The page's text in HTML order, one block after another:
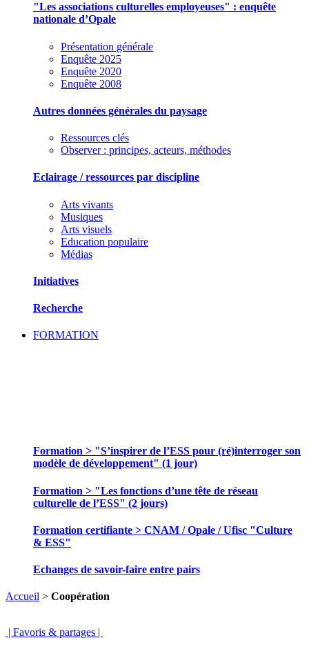
"Les associations culturelles employeuses" : enquête
nationale d’Opale
Présentation générale
Enquête 2025
Enquête 2020
Enquête 2008
Autres données générales du paysage
Ressources clés
Observer : principes, acteurs, méthodes
Eclairage / ressources par discipline
Arts vivants
Musiques
Arts visuels
Education populaire
Médias
Initiatives
Recherche
FORMATION
Formation > "S’inspirer de l’ESS pour (ré)interroger son
modèle de développement" (1 jour)
Formation > "Les fonctions d’une tête de réseau
culturelle de l’ESS" (2 jours)
Formation certifiante > CNAM / Opale / Ufisc "Culture
& ESS"
Echanges de savoir-faire entre pairs
Accueil > Coopération
| Favoris & partages |